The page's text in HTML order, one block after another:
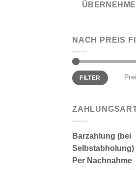
NACH PREIS
Min.
Preis
Max.
PreisFILTER
Barzahlung (bei
Selbstabholung)
Per Nachnahme